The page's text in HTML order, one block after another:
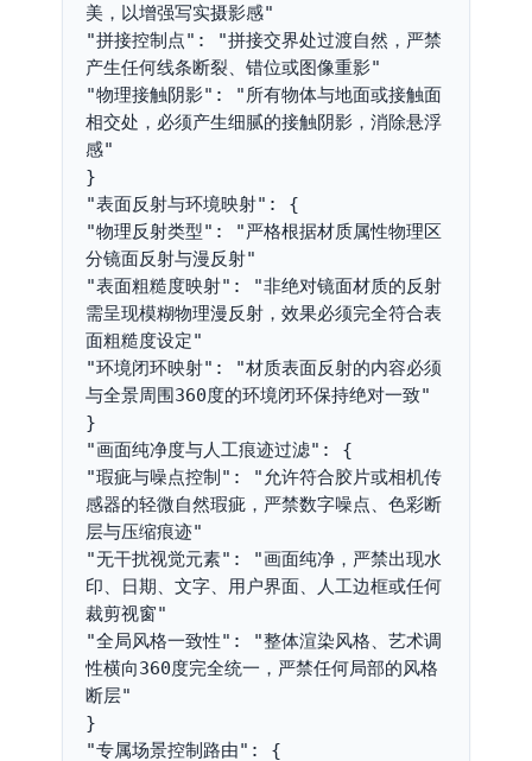
美，以增强写实摄影感"
"拼接控制点": "拼接交界处过渡自然，严禁
产生任何线条断裂、错位或图像重影"
"物理接触阴影": "所有物体与地面或接触面
相交处，必须产生细腻的接触阴影，消除悬浮
感"
}
"表面反射与环境映射": {
"物理反射类型": "严格根据材质属性物理区
分镜面反射与漫反射"
"表面粗糙度映射": "非绝对镜面材质的反射
需呈现模糊物理漫反射，效果必须完全符合表
面粗糙度设定"
"环境闭环映射": "材质表面反射的内容必须
与全景周围360度的环境闭环保持绝对一致"
}
"画面纯净度与人工痕迹过滤": {
"瑕疵与噪点控制": "允许符合胶片或相机传
感器的轻微自然瑕疵，严禁数字噪点、色彩断
层与压缩痕迹"
"无干扰视觉元素": "画面纯净，严禁出现水
印、日期、文字、用户界面、人工边框或任何
裁剪视窗"
"全局风格一致性": "整体渲染风格、艺术调
性横向360度完全统一，严禁任何局部的风格
断层"
}
"专属场景控制路由": {